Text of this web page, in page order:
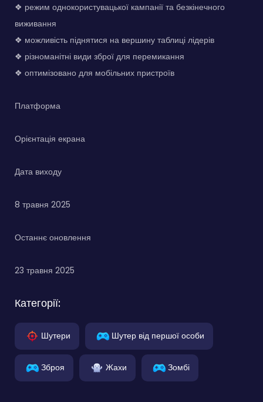
❖ режим однокористувацької кампанії та безкінечного
виживання
❖ можливість піднятися на вершину таблиці лідерів
❖ різноманітні види зброї для перемикання
❖ оптимізовано для мобільних пристроїв
Платформа
Орієнтація екрана
Дата виходу
8 травня 2025
Останнє оновлення
23 травня 2025
Категорії:
Шутери Шутер від першої особи
Зброя Жахи Зомбі